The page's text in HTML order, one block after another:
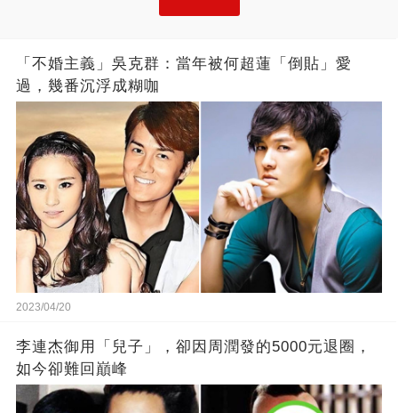
「不婚主義」吳克群：當年被何超蓮「倒貼」愛
過，幾番沉浮成糊咖
2023/04/20
李連杰御用「兒子」，卻因周潤發的5000元退圈，
如今卻難回巔峰